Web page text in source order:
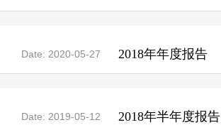
Date: 2020-05-27 2018年年度报告
Date: 2019-05-12 2018年半年度报告